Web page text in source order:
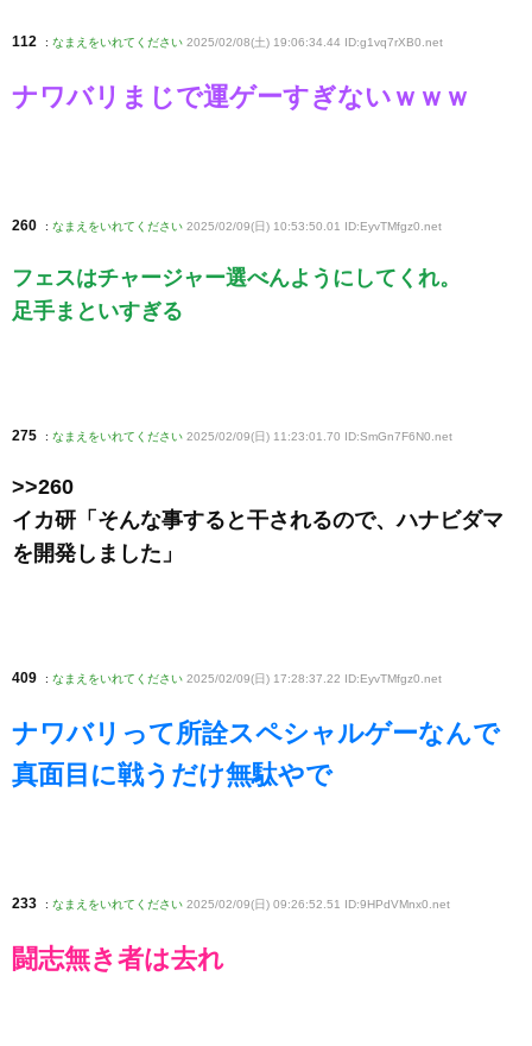
112 : なまえをいれてください 2025/02/08(土) 19:06:34.44 ID:g1vq7rXB0.net
ナワバリまじで運ゲーすぎないｗｗｗ
260 : なまえをいれてください 2025/02/09(日) 10:53:50.01 ID:EyvTMfgz0.net
フェスはチャージャー選べんようにしてくれ。
足手まといすぎる
275 : なまえをいれてください 2025/02/09(日) 11:23:01.70 ID:SmGn7F6N0 .net
>>260
イカ研「そんな事すると干されるので、ハナビダマ
を開発しました」
409 : なまえをいれてください 2025/02/09(日) 17:28:37.22 ID:EyvTMfgz0 .net
ナワバリって所詮スペシャルゲーなんで
真面目に戦うだけ無駄やで
233 : なまえをいれてください 2025/02/09(日) 09:26:52.51 ID:9HPdVMnx0 .net
闘志無き者は去れ